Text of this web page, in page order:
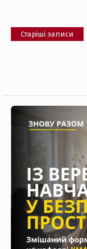
Навігація
за
Старіші записи